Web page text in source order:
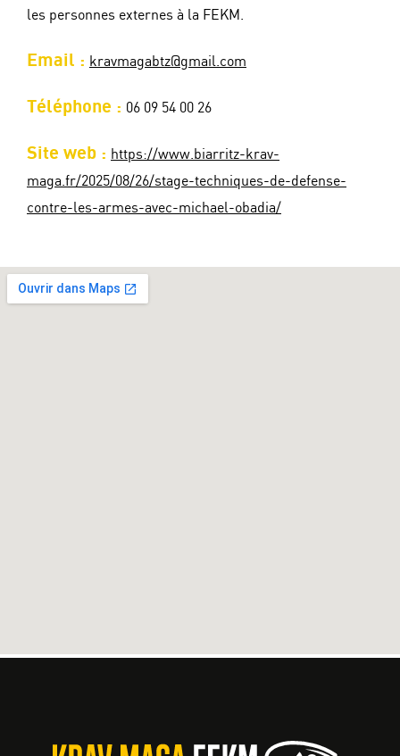
les personnes externes à la FEKM.
Email : kravmagabtz@gmail.com
Téléphone : 06 09 54 00 26
Site web : https://www.biarritz-krav-
maga.fr/2025/08/26/stage-techniques-de-defense-
contre-les-armes-avec-michael-obadia/